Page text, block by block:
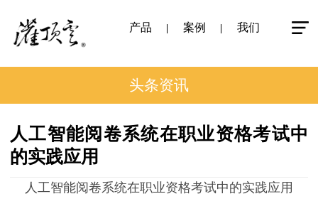
产品 案例 我们
头条资讯
人工智能阅卷系统在职业资格考试中
的实践应用
人工智能阅卷系统在职业资格考试中的实践应用